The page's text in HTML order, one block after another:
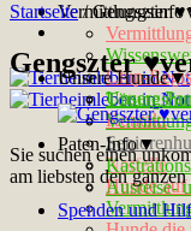
Chip-
Unsere
Kontakt
Unsere Hunde▼
Notfelle
Hunde auf
Paten-Info▼
Ausreise-
Spenden und
Startseite /Gengszter
Gengszter
Sie suchen einen
am liebsten den